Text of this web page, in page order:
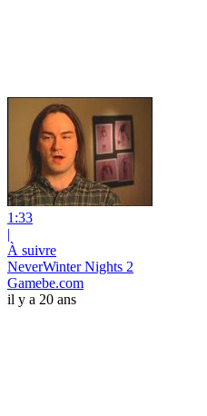
1:33
|
À suivre
NeverWinter Nights 2
Gamebe.com
il y a 20 ans